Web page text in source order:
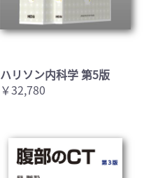
ハリソン内科学 第5版
￥32,780